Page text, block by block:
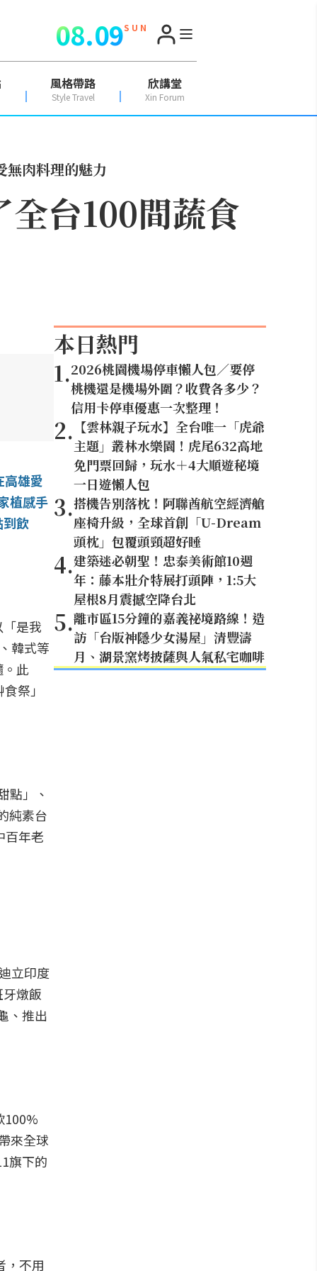
08.09S U N
風格帶路
Style Travel
欣講堂
Xin Forum
無肉料理的魅力
台100間蔬食
雄愛
植感手
飲
是我
韓式等
此
祭」
點」、
純素台
百年老
立印度
燉飯
、推出
100%
來全球
旗下的
，不用
本日熱門
1.2026桃園機場停車懶人包／要停
桃機還是機場外圍？收費各多少？
信用卡停車優惠一次整理！
2. 【雲林親子玩水】全台唯一「虎爺
主題」叢林水樂園！虎尾632高地
免門票回歸，玩水＋4大順遊秘境
一日遊懶人包
3.搭機告別落枕！阿聯酋航空經濟艙
座椅升級，全球首創「U-Dream
頭枕」包覆頭頸超好睡
4.建築迷必朝聖！忠泰美術館10週
年：藤本壯介特展打頭陣，1:5大
屋根8月震撼空降台北
5.離市區15分鐘的嘉義祕境路線！造
訪「台版神隱少女湯屋」清豐濤
月、湖景窯烤披薩與人氣私宅咖啡